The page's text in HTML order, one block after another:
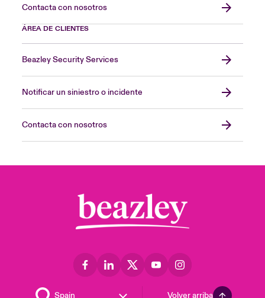
Contacta con nosotros
ÁREA DE CLIENTES
Beazley Security Services
Notificar un siniestro o incidente
Contacta con nosotros
Volver arriba